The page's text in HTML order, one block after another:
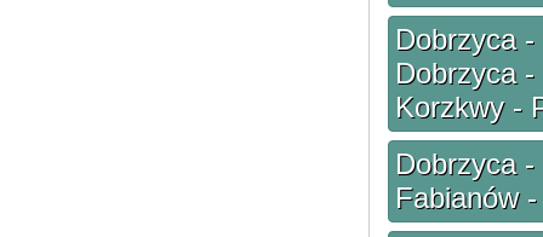
Dobrzyca
Dobrzyca
Korzkwy -
Dobrzyca
Fabianów